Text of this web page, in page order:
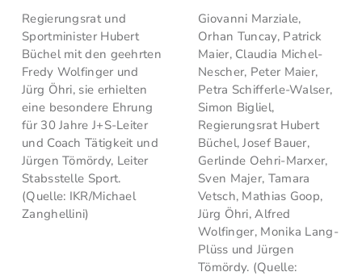
Regierungsrat und
Sportminister Hubert
Büchel mit den geehrten
Fredy Wolfinger und
Jürg Öhri, sie erhielten
eine besondere Ehrung
für 30 Jahre J+S-Leiter
und Coach Tätigkeit und
Jürgen Tömördy, Leiter
Stabsstelle Sport.
(Quelle: IKR/Michael
Zanghellini)
Giovanni Marziale,
Orhan Tuncay, Patrick
Maier, Claudia Michel-
Nescher, Peter Maier,
Petra Schifferle-Walser,
Simon Bigliel,
Regierungsrat Hubert
Büchel, Josef Bauer,
Gerlinde Oehri-Marxer,
Sven Majer, Tamara
Vetsch, Mathias Goop,
Jürg Öhri, Alfred
Wolfinger, Monika Lang-
Plüss und Jürgen
Tömördy. (Quelle: